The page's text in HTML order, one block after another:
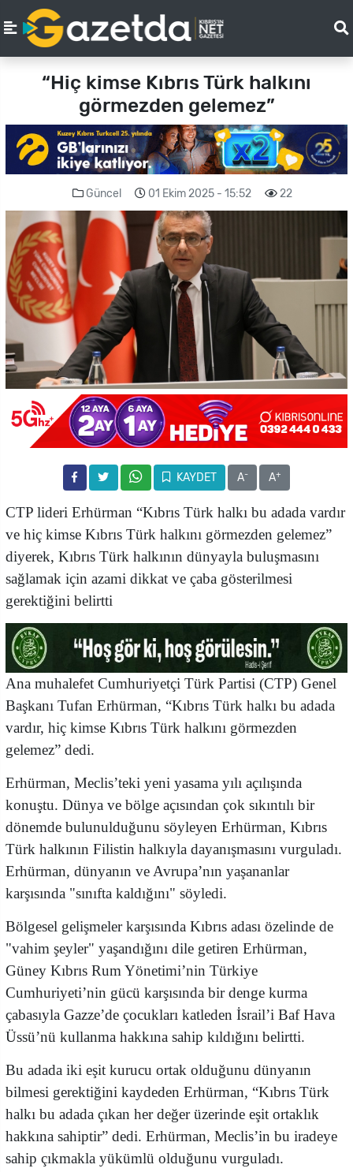
“Hiç kimse Kıbrıs Türk halkını
görmezden gelemez”
Güncel 01 Ekim 2025 - 15:52 22
KAYDET A- A+
CTP lideri Erhürman “Kıbrıs Türk halkı bu adada vardır
ve hiç kimse Kıbrıs Türk halkını görmezden gelemez”
diyerek, Kıbrıs Türk halkının dünyayla buluşmasını
sağlamak için azami dikkat ve çaba gösterilmesi
gerektiğini belirtti
Ana muhalefet Cumhuriyetçi Türk Partisi (CTP) Genel
Başkanı Tufan Erhürman, “Kıbrıs Türk halkı bu adada
vardır, hiç kimse Kıbrıs Türk halkını görmezden
gelemez” dedi.
Erhürman, Meclis’teki yeni yasama yılı açılışında
konuştu. Dünya ve bölge açısından çok sıkıntılı bir
dönemde bulunulduğunu söyleyen Erhürman, Kıbrıs
Türk halkının Filistin halkıyla dayanışmasını vurguladı.
Erhürman, dünyanın ve Avrupa’nın yaşananlar
karşısında "sınıfta kaldığını" söyledi.
Bölgesel gelişmeler karşısında Kıbrıs adası özelinde de
"vahim şeyler" yaşandığını dile getiren Erhürman,
Güney Kıbrıs Rum Yönetimi’nin Türkiye
Cumhuriyeti’nin gücü karşısında bir denge kurma
çabasıyla Gazze’de çocukları katleden İsrail’i Baf Hava
Üssü’nü kullanma hakkına sahip kıldığını belirtti.
Bu adada iki eşit kurucu ortak olduğunu dünyanın
bilmesi gerektiğini kaydeden Erhürman, “Kıbrıs Türk
halkı bu adada çıkan her değer üzerinde eşit ortaklık
hakkına sahiptir” dedi. Erhürman, Meclis’in bu iradeye
sahip çıkmakla yükümlü olduğunu vurguladı.